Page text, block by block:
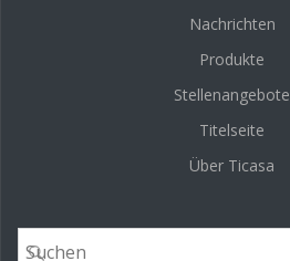
Nachrichten
Produkte
Stellenangebote
Titelseite
Über Ticasa